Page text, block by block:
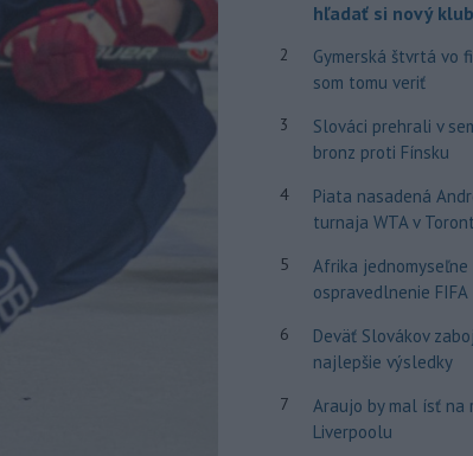
hľadať si nový klub
2
Gymerská štvrtá vo
som tomu veriť
3
Slováci prehrali v
bronz proti Fínsku
4
Piata nasadená
turnaja WTA v
5
Afrika
ospravedlnenie FIFA
6
Deväť Slovákov
najlepšie výsledky
7
Araujo by mal ísť na
Liverpoolu